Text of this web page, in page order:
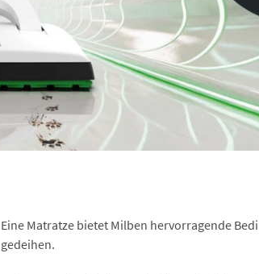
Eine Matratze bietet Milben hervorragende
gedeihen.